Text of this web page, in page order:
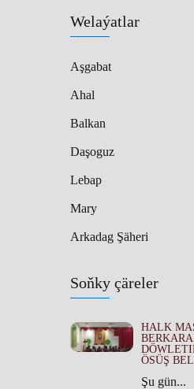
Welaýatlar
Aşgabat
Ahal
Balkan
Daşoguz
Lebap
Mary
Arkadag Şäheri
Soňky çäreler
HALK
ÖSÜŞ
Şu gün...